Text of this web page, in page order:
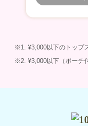
1. ¥3,000以下のトップ
2. ¥3,000以下（ポーチ